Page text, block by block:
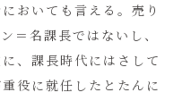
おいても言える。売り
＝名課長ではないし、
、課長時代にはさして
役に就任したとたんに